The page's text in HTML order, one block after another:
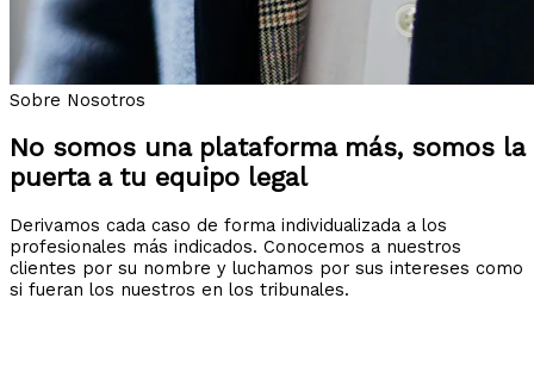
Sobre Nosotros
No somos una plataforma más, somos la
puerta a tu equipo legal
Derivamos cada caso de forma individualizada a los
profesionales más indicados. Conocemos a nuestros
clientes por su nombre y luchamos por sus intereses como
si fueran los nuestros en los tribunales.